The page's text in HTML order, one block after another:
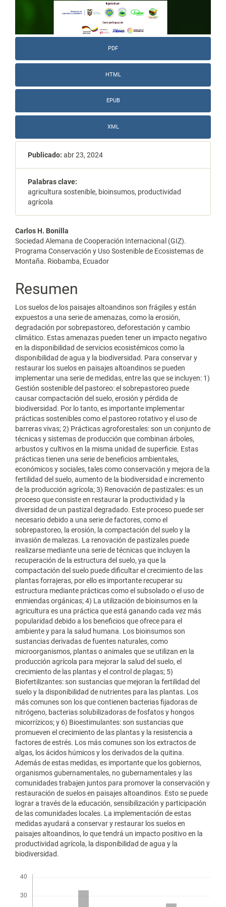
PDF
HTML
EPUB
XML
Publicado: abr 23, 2024
Palabras clave:
agricultura sostenible, bioinsumos, productividad
agrícola
Contenido
principal
del
artículo
Carlos H. Bonilla
Sociedad Alemana de Cooperación Internacional (GIZ).
Programa Conservación y Uso Sostenible de Ecosistemas de
Montaña. Riobamba, Ecuador
Resumen
Los suelos de los paisajes altoandinos son frágiles y están
expuestos a una serie de amenazas, como la erosión,
degradación por sobrepastoreo, deforestación y cambio
climático. Estas amenazas pueden tener un impacto negativo
en la disponibilidad de servicios ecosistémicos como la
disponibilidad de agua y la biodiversidad. Para conservar y
restaurar los suelos en paisajes altoandinos se pueden
implementar una serie de medidas, entre las que se incluyen: 1)
Gestión sostenible del pastoreo: el sobrepastoreo puede
causar compactación del suelo, erosión y pérdida de
biodiversidad. Por lo tanto, es importante implementar
prácticas sostenibles como el pastoreo rotativo y el uso de
barreras vivas; 2) Prácticas agroforestales: son un conjunto de
técnicas y sistemas de producción que combinan árboles,
arbustos y cultivos en la misma unidad de superficie. Estas
prácticas tienen una serie de beneficios ambientales,
económicos y sociales, tales como conservación y mejora de la
fertilidad del suelo, aumento de la biodiversidad e incremento
de la producción agrícola; 3) Renovación de pastizales: es un
proceso que consiste en restaurar la productividad y la
diversidad de un pastizal degradado. Este proceso puede ser
necesario debido a una serie de factores, como el
sobrepastoreo, la erosión, la compactación del suelo y la
invasión de malezas. La renovación de pastizales puede
realizarse mediante una serie de técnicas que incluyen la
recuperación de la estructura del suelo, ya que la
compactación del suelo puede dificultar el crecimiento de las
plantas forrajeras, por ello es importante recuperar su
estructura mediante prácticas como el subsolado o el uso de
enmiendas orgánicas; 4) La utilización de bioinsumos en la
agricultura es una práctica que está ganando cada vez más
popularidad debido a los beneficios que ofrece para el
ambiente y para la salud humana. Los bioinsumos son
sustancias derivadas de fuentes naturales, como
microorganismos, plantas o animales que se utilizan en la
producción agrícola para mejorar la salud del suelo, el
crecimiento de las plantas y el control de plagas; 5)
Biofertilizantes: son sustancias que mejoran la fertilidad del
suelo y la disponibilidad de nutrientes para las plantas. Los
más comunes son los que contienen bacterias fijadoras de
nitrógeno, bacterias solubilizadoras de fosfatos y hongos
micorrízicos; y 6) Bioestimulantes: son sustancias que
promueven el crecimiento de las plantas y la resistencia a
factores de estrés. Los más comunes son los extractos de
algas, los ácidos húmicos y los derivados de la quitina.
Además de estas medidas, es importante que los gobiernos,
organismos gubernamentales, no gubernamentales y las
comunidades trabajen juntos para promover la conservación y
restauración de suelos en paisajes altoandinos. Esto se puede
lograr a través de la educación, sensibilización y participación
de las comunidades locales. La implementación de estas
medidas ayudará a conservar y restaurar los suelos en
paisajes altoandinos, lo que tendrá un impacto positivo en la
productividad agrícola, la disponibilidad de agua y la
biodiversidad.